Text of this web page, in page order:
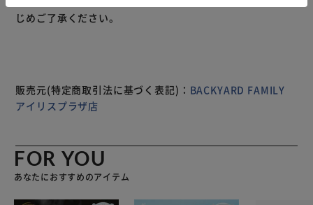
リングを傷つけにくい素材、静音効果でパタパタ音を軽減◎
踵に滑り止め付き。 【手洗いできてお手入れがカンタン】
来客用にもおすすめ。 （※）カラーにより、サイズ展開が
異なります。 【空想上のヘンリースタジオ】 ヘンリースミ
の配送になります。
じめご了承ください。
販売元(特定商取引法に基づく表記)： BACKYARD FAMILY
アイリスプラザ店
FOR YOU
あなたにおすすめのアイテム